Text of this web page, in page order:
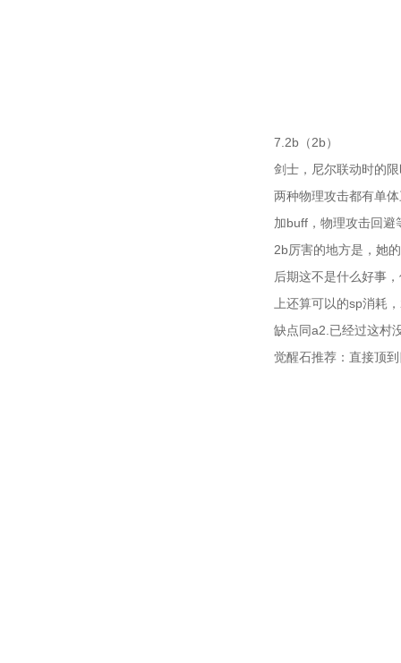
7.2b（2b）
剑士，尼尔联动时的
两种物理攻击都有单
加buff，物理攻击回避
2b厉害的地方是，她
后期这不是什么好事
上还算可以的sp消耗
缺点同a2.已经过这村
觉醒石推荐：直接顶